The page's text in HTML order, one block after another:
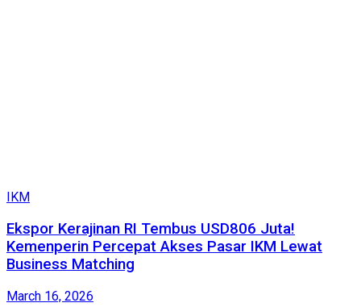
IKM
Ekspor Kerajinan RI Tembus USD806 Juta!
Kemenperin Percepat Akses Pasar IKM Lewat
Business Matching
March 16, 2026